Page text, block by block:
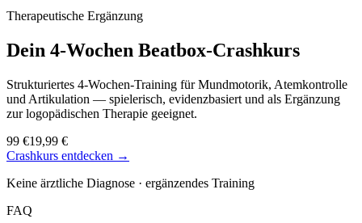
Therapeutische Ergänzung
Dein 4-Wochen Beatbox-Crashkurs
Strukturiertes 4-Wochen-Training für Mundmotorik, Atemkontrolle
und Artikulation — spielerisch, evidenzbasiert und als Ergänzung
zur logopädischen Therapie geeignet.
99 €19,99 €
Crashkurs entdecken →
Keine ärztliche Diagnose · ergänzendes Training
FAQ